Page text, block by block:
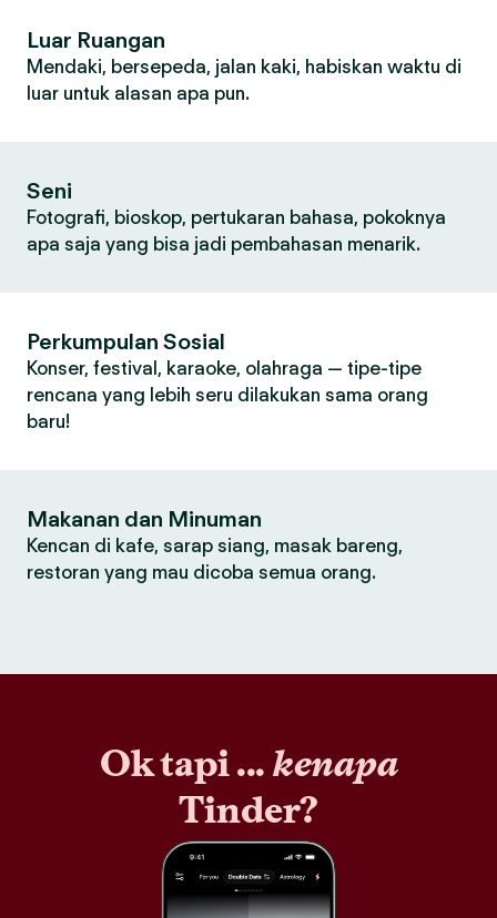
Luar Ruangan
Mendaki, bersepeda, jalan kaki, habiskan waktu di
luar untuk alasan apa pun.
Seni
Fotografi, bioskop, pertukaran bahasa, pokoknya
apa saja yang bisa jadi pembahasan menarik.
Perkumpulan Sosial
Konser, festival, karaoke, olahraga — tipe-tipe
rencana yang lebih seru dilakukan sama orang
baru!
Makanan dan Minuman
Kencan di kafe, sarap siang, masak bareng,
restoran yang mau dicoba semua orang.
Ok tapi ...kenapa
Tinder?